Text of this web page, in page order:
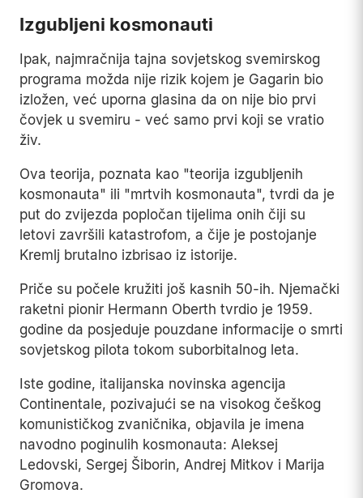
Izgubljeni kosmonauti
Ipak, najmračnija tajna sovjetskog svemirskog
programa možda nije rizik kojem je Gagarin bio
izložen, već uporna glasina da on nije bio prvi
čovjek u svemiru - već samo prvi koji se vratio
živ.
Ova teorija, poznata kao "teorija izgubljenih
kosmonauta" ili "mrtvih kosmonauta", tvrdi da je
put do zvijezda popločan tijelima onih čiji su
letovi završili katastrofom, a čije je postojanje
Kremlj brutalno izbrisao iz istorije.
Priče su počele kružiti još kasnih 50-ih. Njemački
raketni pionir Hermann Oberth tvrdio je 1959.
godine da posjeduje pouzdane informacije o smrti
sovjetskog pilota tokom suborbitalnog leta.
Iste godine, italijanska novinska agencija
Continentale, pozivajući se na visokog češkog
komunističkog zvaničnika, objavila je imena
navodno poginulih kosmonauta: Aleksej
Ledovski, Sergej Šiborin, Andrej Mitkov i Marija
Gromova.